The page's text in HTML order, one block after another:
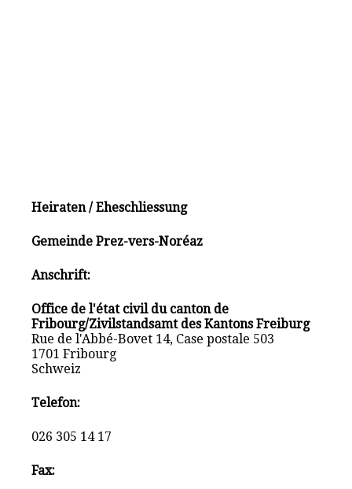
Heiraten / Eheschliessung
Gemeinde Prez-vers-Noréaz
Anschrift:
Office de l'état civil du canton de
Fribourg/Zivilstandsamt des Kantons Freiburg
Rue de l'Abbé-Bovet 14, Case postale 503
1701 Fribourg
Schweiz
Telefon:
026 305 14 17
Fax: